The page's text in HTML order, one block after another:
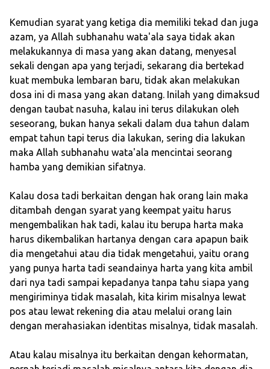
Kemudian syarat yang ketiga dia memiliki tekad dan juga
azam, ya Allah subhanahu wata'ala saya tidak akan
melakukannya di masa yang akan datang, menyesal
sekali dengan apa yang terjadi, sekarang dia bertekad
kuat membuka lembaran baru, tidak akan melakukan
dosa ini di masa yang akan datang. Inilah yang dimaksud
dengan taubat nasuha, kalau ini terus dilakukan oleh
seseorang, bukan hanya sekali dalam dua tahun dalam
empat tahun tapi terus dia lakukan, sering dia lakukan
maka Allah subhanahu wata'ala mencintai seorang
hamba yang demikian sifatnya.
Kalau dosa tadi berkaitan dengan hak orang lain maka
ditambah dengan syarat yang keempat yaitu harus
mengembalikan hak tadi, kalau itu berupa harta maka
harus dikembalikan hartanya dengan cara apapun baik
dia mengetahui atau dia tidak mengetahui, yaitu orang
yang punya harta tadi seandainya harta yang kita ambil
dari nya tadi sampai kepadanya tanpa tahu siapa yang
mengiriminya tidak masalah, kita kirim misalnya lewat
pos atau lewat rekening dia atau melalui orang lain
dengan merahasiakan identitas misalnya, tidak masalah.
Atau kalau misalnya itu berkaitan dengan kehormatan,